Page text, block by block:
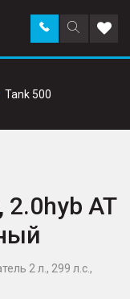
Поиск
по
Заказать
звонок в
Tank 500
2.0hyb AT
2 л., 299 л.с.,